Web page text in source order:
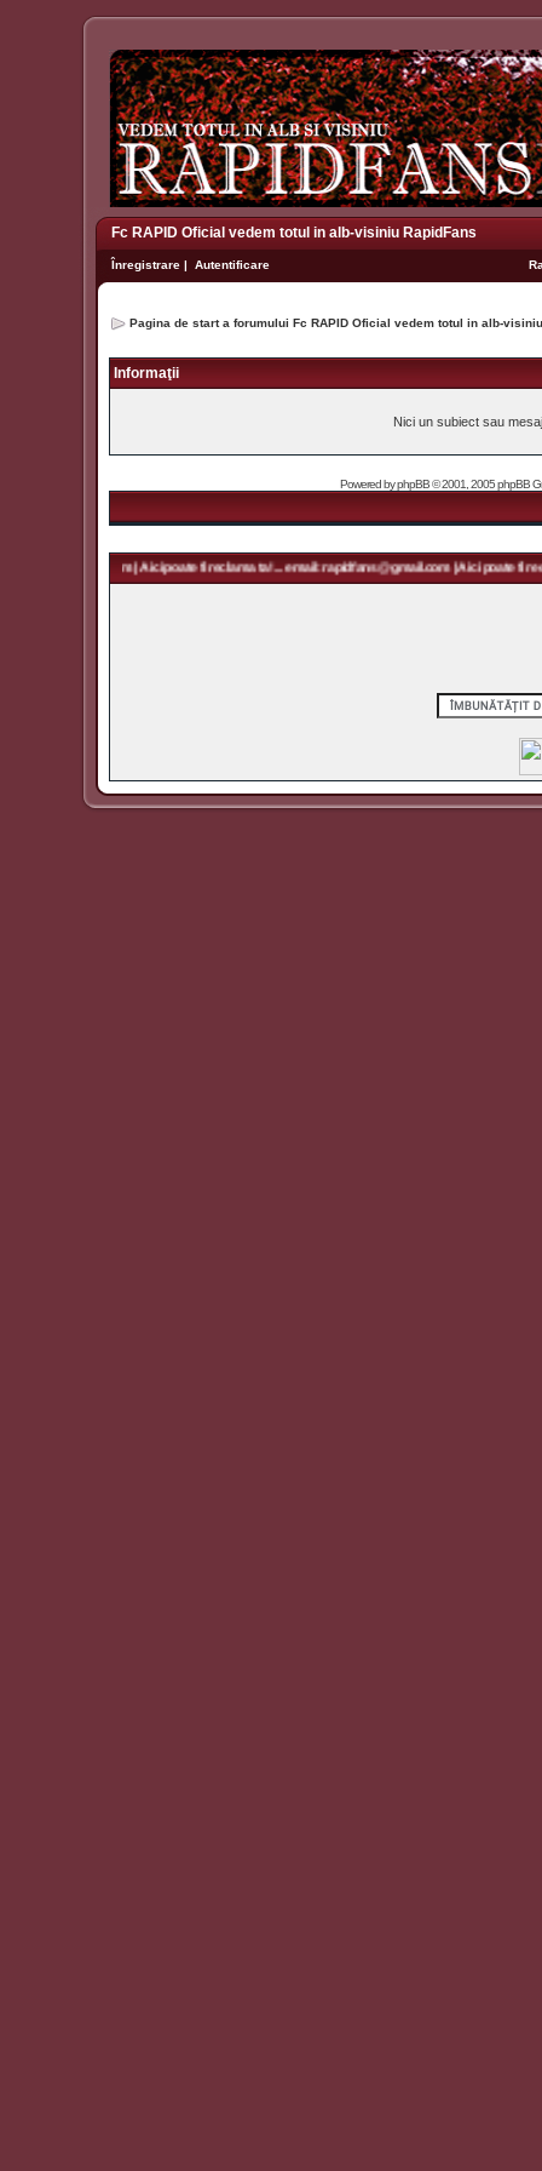
Fc RAPID Oficial vedem totul in alb-visiniu RapidFans
Înregistrare | Autentificare
Pagina de start a forumului Fc RAPID Oficial vedem totul in alb-
Informaţii
Nici un subiect sau
Powered byphpBB© 2001, 2005 phpBB
| Aici poate fi reclama ta! ... email: rapidfans@gmail.com | Aici poate fi